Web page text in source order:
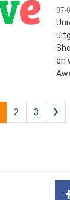
07-
en
2 3